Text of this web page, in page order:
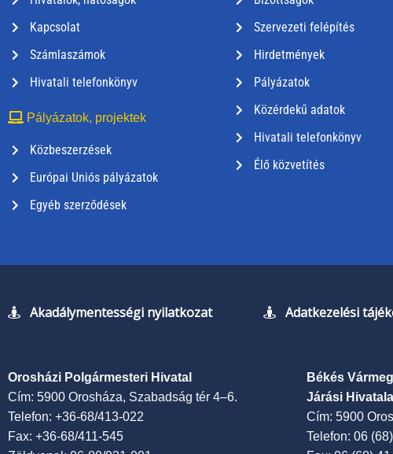
Kapcsolat
Számlaszámok
Hivatali telefonkönyv
Pályázatok, projektek
Közbeszerzések
Európai Uniós pályázatok
Egyéb szerződések
Szervezeti felépítés
Hirdetmények
Pályázatok
Közérdekű adatok
Hivatali telefonkönyv
Élő közvetítés
Akadálymentességi nyilatkozat Adatkezelési
Orosházi Polgármesteri Hivatal
Cím: 5900 Orosháza, Szabadság tér 4–6.
Telefon: +36-68/413-022
Fax: +36-68/411-545
Békés
Járási
Cím: 5900
Telefon: 06